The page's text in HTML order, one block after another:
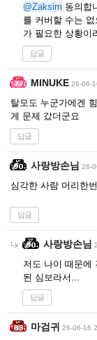
@Zaksim 동의합
를 커버할 수는
가 필요한 상황이
답글
MINUKE 26-06-
탈모도 누군가에겐
게 문제 갔더군요
답글
사랑방손님 26-
심각한 사람 머리한
답글
사랑방손님
저도 나이 때문에
된 심보라서...
답글
마검귀 26-06-16